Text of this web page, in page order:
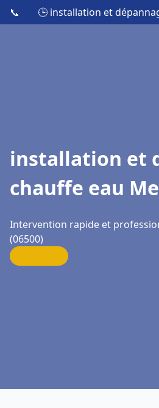
📞 🕒 installation et
installation et
chauffe eau
Intervention rapide et
(06500)